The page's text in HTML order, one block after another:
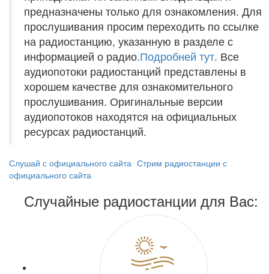
предназначены только для ознакомления. Для
прослушивания просим переходить по ссылке
на радиостанцию, указанную в разделе с
информацией о радио.Подробней тут. Все
аудиопотоки радиостанций представлены в
хорошем качестве для ознакомительного
прослушивания. Оригинальные версии
аудиопотоков находятся на официальных
ресурсах радиостанций.
Слушай с официального сайта Стрим радиостанции с
официального сайта
Случайные радиостанции для Вас: